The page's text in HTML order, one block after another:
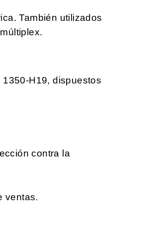
También utilizados
H19, dispuestos
contra la
ventas.